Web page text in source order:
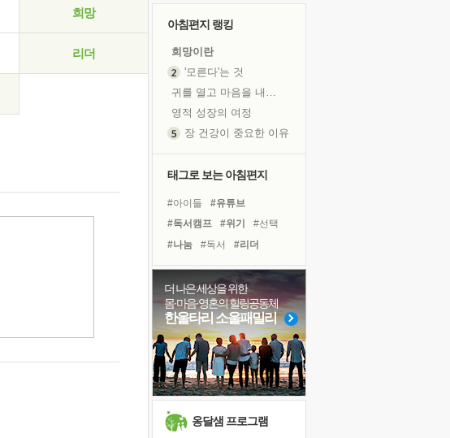
희망
리더
아침편지 랭킹
희망이란
'모른다'는 것
귀를 열고 마음을 내어주고
영적 성장의 여정
장 건강이 중요한 이유
흙이 된 몸으로 출근하는 여자
꿈이 실제가 되는 것
'말 타는 법'을 먼저
졸업식 사진을 보며
극심한 변비, 어깨결림, 수면 장애
아픈 아버지를 위한 공간 설계
슬럼프
보고 싶은 어머니
유년 시절의 부산 영도 바다
태그로 보는 아침편지
#아이들
#유튜브
#독서캠프
#위기
#선택
#나눔
#독서
#리더
#비전캠프
#사람
#삶
#바이러스
#계획
#면역력
#다짐
#명상
#도움
#친구
#경험
#힐링
#희망
더 나은 세상을 위한
몸·마음·영혼의 힐링공동체
한울타리 소울패밀리
옹달샘 프로그램